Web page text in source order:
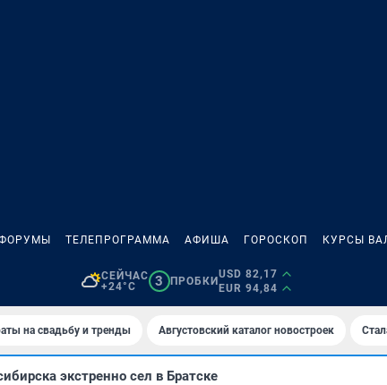
ТЕЛЕПРОГРАММА АФИША ГОРОСКОП КУРСЫ
СЕЙЧАС
+24°C
3 ПРОБКИ
USD 82,17
EUR 94,84
на свадьбу и тренды Августовский каталог новостроек
экстренно сел в Братске